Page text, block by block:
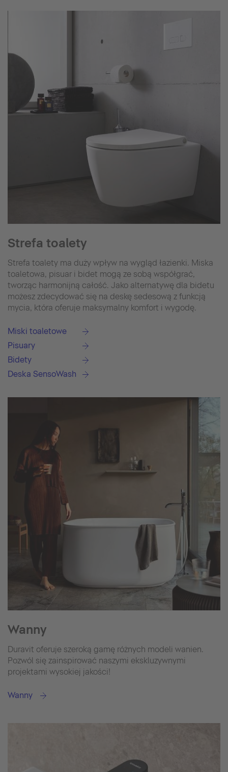
Strefa toalety
Strefa toalety ma duży wpływ na wygląd łazienki. Miska
toaletowa, pisuar i bidet mogą ze sobą współgrać,
tworząc harmonijną całość. Jako alternatywę dla bidetu
możesz zdecydować się na deskę sedesową z funkcją
mycia, która oferuje maksymalny komfort i wygodę.
Miski toaletowe
Pisuary
Bidety
Deska SensoWash
Wanny
Duravit oferuje szeroką gamę różnych modeli wanien.
Pozwól się zainspirować naszymi ekskluzywnymi
projektami wysokiej jakości!
Wanny